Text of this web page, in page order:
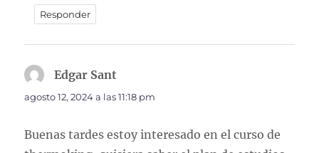
Responder
Edgar Sant
agosto 12, 2024 a las 11:18 pm
Buenas tardes estoy interesado en el curso de